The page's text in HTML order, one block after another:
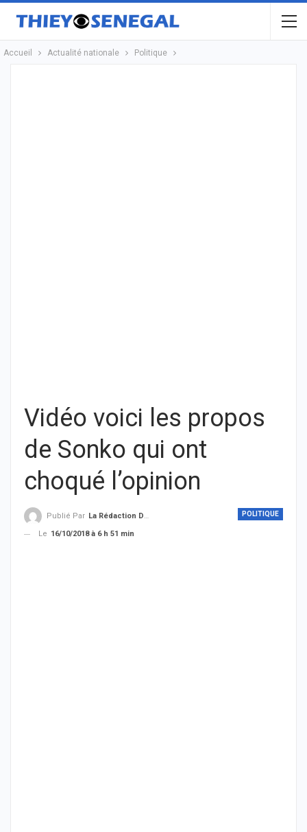
Accueil Actualité nationale Politique
Vidéo voici les propos
de Sonko qui ont
choqué l’opinion
POLITIQUE
Publié Par La Rédaction De THIEYSENEGAL.com
Le 16/10/2018 à 6 h 51 min